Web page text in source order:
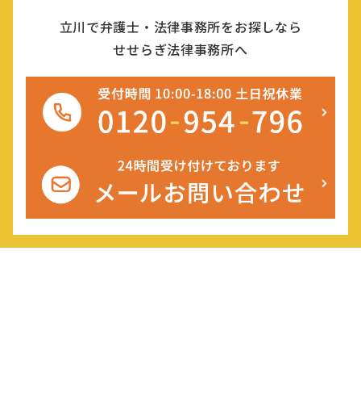
立川で弁護士・法律事務所をお探しなら
せせらぎ法律事務所へ